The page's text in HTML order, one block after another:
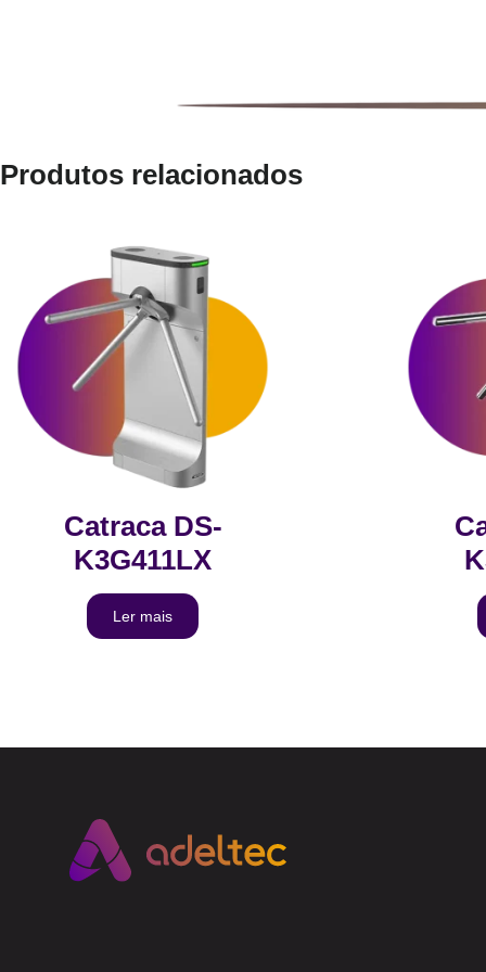
Produtos relacionados
Catraca DS-
K3G411LX
Ler mais